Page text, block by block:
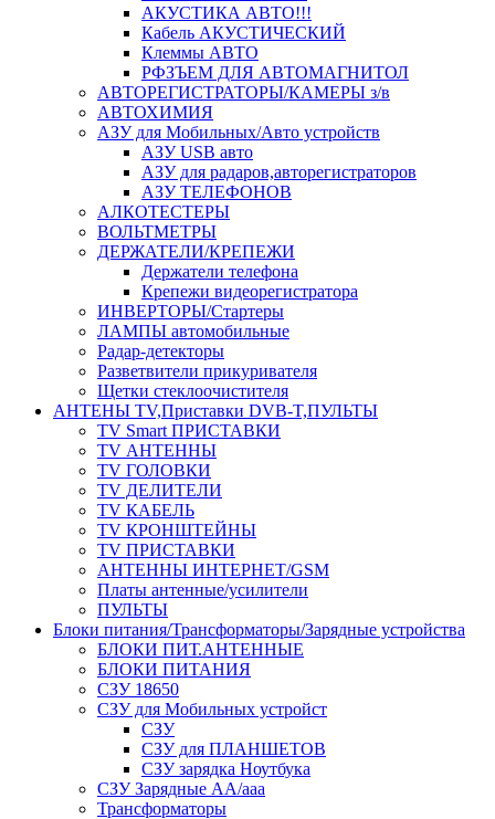
АКУСТИКА АВТО!!!
Кабель АКУСТИЧЕСКИЙ
Клеммы АВТО
РФЗЪЕМ ДЛЯ АВТОМАГНИТОЛ
АВТОРЕГИСТРАТОРЫ/КАМЕРЫ з/в
АВТОХИМИЯ
АЗУ для Мобильных/Авто устройств
АЗУ USB авто
АЗУ для радаров,авторегистраторов
АЗУ ТЕЛЕФОНОВ
АЛКОТЕСТЕРЫ
ВОЛЬТМЕТРЫ
ДЕРЖАТЕЛИ/КРЕПЕЖИ
Держатели телефона
Крепежи видеорегистратора
ИНВЕРТОРЫ/Стартеры
ЛАМПЫ автомобильные
Радар-детекторы
Разветвители прикуривателя
Щетки стеклоочистителя
АНТЕНЫ ТV,Приставки DVB-T,ПУЛЬТЫ
TV Smart ПРИСТАВКИ
TV АНТЕННЫ
TV ГОЛОВКИ
TV ДЕЛИТЕЛИ
TV КАБЕЛЬ
TV КРОНШТЕЙНЫ
TV ПРИСТАВКИ
АНТЕННЫ ИНТЕРНЕТ/GSM
Платы антенные/усилители
ПУЛЬТЫ
Блоки питания/Трансформаторы/Зарядные устройства
БЛОКИ ПИТ.АНТЕННЫЕ
БЛОКИ ПИТАНИЯ
СЗУ 18650
СЗУ для Мобильных устройст
СЗУ
СЗУ для ПЛАНШЕТОВ
СЗУ зарядка Ноутбука
СЗУ Зарядные АА/ааа
Трансформаторы